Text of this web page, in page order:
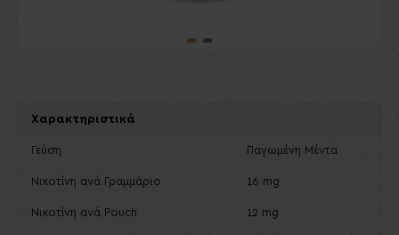
Χαρακτηριστικά
Γεύση Παγωμένη Μέντα
Νικοτίνη ανά Γραμμάριο 16 mg
Νικοτίνη ανά Pouch 12 mg